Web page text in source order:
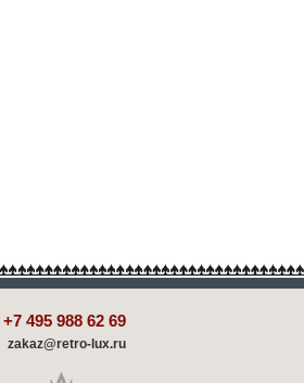
+7 495 988 62 69
zakaz@retro-lux.ru